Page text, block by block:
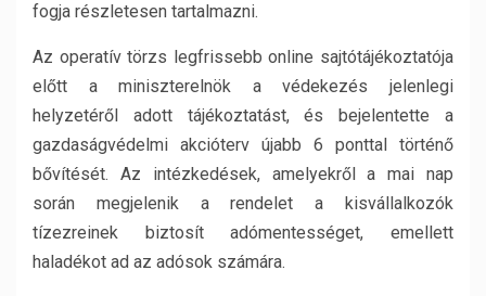
fogja részletesen tartalmazni.
Az operatív törzs legfrissebb online sajtótájékoztatója
előtt a miniszterelnök a védekezés jelenlegi
helyzetéről adott tájékoztatást, és bejelentette a
gazdaságvédelmi akcióterv újabb 6 ponttal történő
bővítését. Az intézkedések, amelyekről a mai nap
során megjelenik a rendelet a kisvállalkozók
tízezreinek biztosít adómentességet, emellett
haladékot ad az adósok számára.